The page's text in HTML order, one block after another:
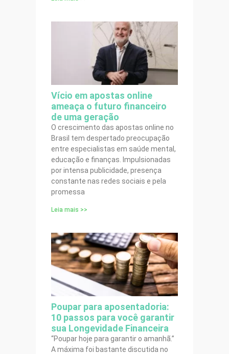
Vício em apostas online
ameaça o futuro financeiro
de uma geração
O crescimento das apostas online no
Brasil tem despertado preocupação
entre especialistas em saúde mental,
educação e finanças. Impulsionadas
por intensa publicidade, presença
constante nas redes sociais e pela
promessa
Leia mais >>
Poupar para aposentadoria:
10 passos para você garantir
sua Longevidade Financeira
“Poupar hoje para garantir o amanhã.”
A máxima foi bastante discutida no